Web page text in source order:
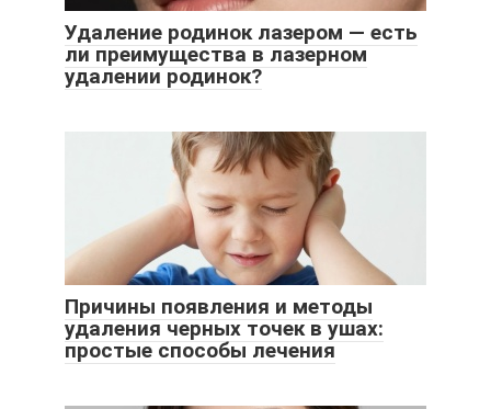
Удаление родинок лазером — есть
ли преимущества в лазерном
удалении родинок?
Причины появления и методы
удаления черных точек в ушах:
простые способы лечения